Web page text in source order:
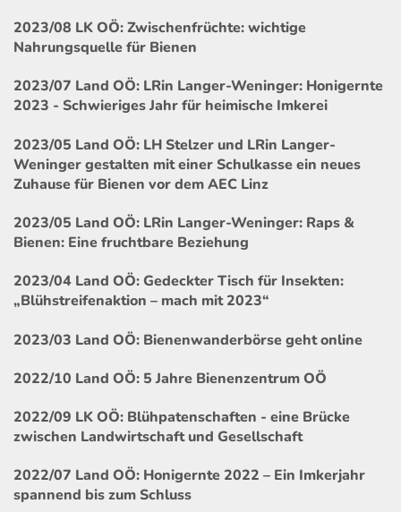
2023/08 LK OÖ: Zwischenfrüchte: wichtige
Nahrungsquelle für Bienen
2023/07 Land OÖ: LRin Langer-Weninger: Honigernte
2023 - Schwieriges Jahr für heimische Imkerei
2023/05 Land OÖ: LH Stelzer und LRin Langer-
Weninger gestalten mit einer Schulkasse ein neues
Zuhause für Bienen vor dem AEC Linz
2023/05 Land OÖ: LRin Langer-Weninger: Raps &
Bienen: Eine fruchtbare Beziehung
2023/04 Land OÖ: Gedeckter Tisch für Insekten:
„Blühstreifenaktion – mach mit 2023“
2023/03 Land OÖ: Bienenwanderbörse geht online
2022/10 Land OÖ: 5 Jahre Bienenzentrum OÖ
2022/09 LK OÖ: Blühpatenschaften - eine Brücke
zwischen Landwirtschaft und Gesellschaft
2022/07 Land OÖ: Honigernte 2022 – Ein Imkerjahr
spannend bis zum Schluss